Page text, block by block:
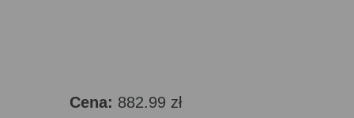
Cena: 882.99 zł